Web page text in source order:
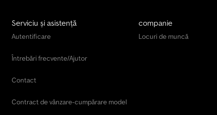
Serviciu și asistență
Autentificare
Întrebări frecvente/Ajutor
Contact
Contract de vânzare-cumpărare model
companie
Locuri de muncă